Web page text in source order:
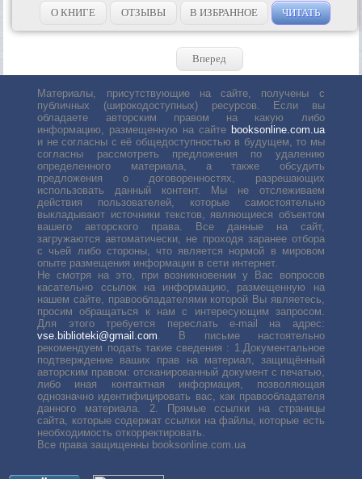
О КНИГЕ
ОТЗЫВЫ В ИЗБРАННОЕ ЧИТАТЬ
Вперед
Материалы, присутствующие на сайте, получены с
публичных (широкодоступных) ресурсов. Если вы
обладаете авторским правом на какую либо
информацию, размещенную на сайте booksonline.com.ua
и не согласны с её общедоступностью в будущем, то мы
согласны рассмотреть предложения по удалению
определенного материала, а также обсудить
предложения о договоренностях, разрешающих
использовать данный контент. Мы не отслеживаем
действия пользователей, которые самостоятельно
выкладывают источники текстов, являющиеся объектом
вашего авторского права. Все данные на сайт,
загружаются автоматически, не проходя заранее отбора
с чьей либо стороны, что является нормой в мировом
опыте размещения информации в сети интернет.
Не смотря на это, при возникновении у Вас вопросов
касательно ссылок на информацию, размещенную на
нашем сайте, правообладателями которой Вы являетесь,
просим обращаться к нам с интересующим запросом.
Для этого требуется переслать е-mail на адрес:
vse.biblioteki@gmail.com . В письме настоятельно
рекомендуем подать такие сведения : 1.Документальное
подтверждение ваших прав на материал, защищённый
авторским правом: отсканированный документ с печатью,
либо иная контактная информация, позволяющая
однозначно идентифицировать вас, как правообладателя
данного материала. 2. Прямые ссылки на страницы
сайта, которые содержат ссылки на файлы, которые есть
необходимость откорректировать.
Все права защищенны booksonline.com.ua